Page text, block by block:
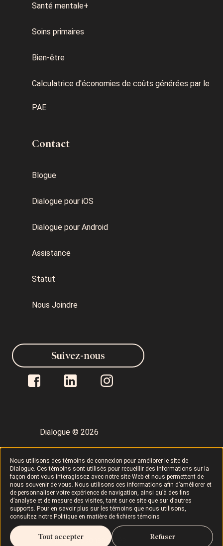
Nous utilisons des témoins de connexion pour améliorer le site de
Dialogue. Ces témoins sont utilisés pour recueillir des informations sur la
façon dont vous interagissez avec notre site Web et nous permettent de
nous souvenir de vous. Nous utilisons ces informations afin d’améliorer et
de personnaliser votre expérience de navigation, ainsi qu’à des fins
d’analyse et de mesure des visites, tant sur ce site que sur d’autres
supports. Pour en savoir plus sur les témoins que nous utilisons,
consultez notre Politique en matière de fichiers témoins
Tout accepter Refuser
Santé mentale+
Soins primaires
Bien-être
Calculatrice d'économies de coûts générées par le
PAE
Contact
Blogue
Dialogue pour iOS
Dialogue pour Android
Assistance
Statut
Nous Joindre
Dialogue © 2026
Politique de confidentialité
Conditions d’utilisation LAPHO
Politique sur les témoins
Droits et responsabilités
Suivez-nous